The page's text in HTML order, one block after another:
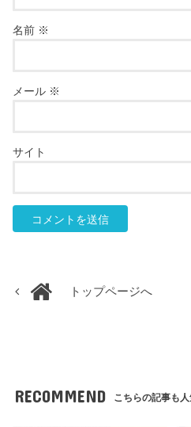
名前 ※
メール ※
サイト
トップページへ
RECOMMEND こちらの記事も人